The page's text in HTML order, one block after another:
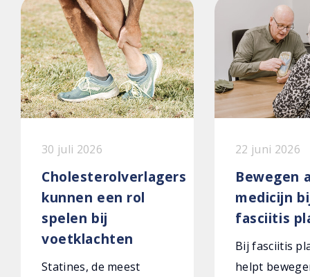
30 juli 2026
Cholesterolverlagers
kunnen een rol
spelen bij
voetklachten
Statines, de meest
22 juni 2026
Bewegen
medicijn
fasciitis
Bij fasciitis
helpt